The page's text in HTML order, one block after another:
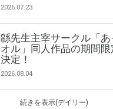
2026.07.23
緜先生主宰サークル「あ
オル」同人作品の期間
決定！
2026.08.04
続きを表示(デイリー)